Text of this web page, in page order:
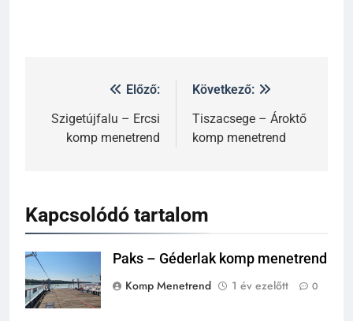
Előző:
Szigetújfalu – Ercsi
komp menetrend
Következő:
Tiszacsege – Ároktő
komp menetrend
Kapcsolódó tartalom
Paks – Géderlak komp menetrend
Komp Menetrend
1 év ezelőtt 0